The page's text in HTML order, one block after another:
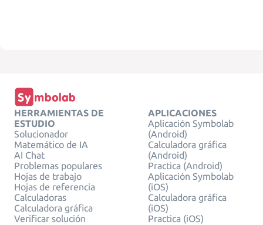
HERRAMIENTAS DE
ESTUDIO
Solucionador
Matemático de IA
AI Chat
Problemas populares
Hojas de trabajo
Hojas de referencia
Calculadoras
Calculadora gráfica
Verificar solución
APLICACIONES
Aplicación Symbolab
(Android)
Calculadora gráfica
(Android)
Practica (Android)
Aplicación Symbolab
(iOS)
Calculadora gráfica
(iOS)
Practica (iOS)